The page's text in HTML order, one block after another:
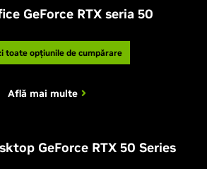
GeForce RTX seria 50
toate opțiunile de cumpărare
Află mai multe
GeForce RTX 50 Series